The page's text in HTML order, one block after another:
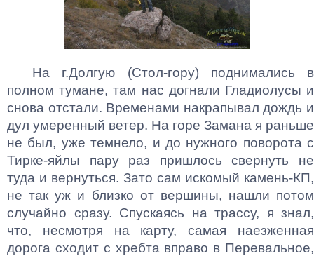
На г.Долгую (Стол-гору) поднимались в
полном тумане, там нас догнали Гладиолусы и
снова отстали. Временами накрапывал дождь и
дул умеренный ветер. На горе Замана я раньше
не был, уже темнело, и до нужного поворота с
Тирке-яйлы пару раз пришлось свернуть не
туда и вернуться. Зато сам искомый камень-КП,
не так уж и близко от вершины, нашли потом
случайно сразу. Спускаясь на трассу, я знал,
что, несмотря на карту, самая наезженная
дорога сходит с хребта вправо в Перевальное,